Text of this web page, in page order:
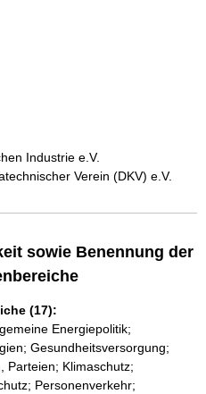
Industrie e.V.
Verein (DKV) e.V.
sowie Benennung der
(17):
Energiepolitik;
Gesundheitsversorgung;
Parteien; Klimaschutz;
Personenverkehr;